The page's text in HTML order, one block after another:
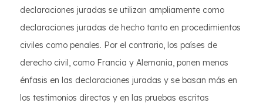
declaraciones juradas se utilizan ampliamente como
declaraciones juradas de hecho tanto en procedimientos
civiles como penales. Por el contrario, los países de
derecho civil, como Francia y Alemania, ponen menos
énfasis en las declaraciones juradas y se basan más en
los testimonios directos y en las pruebas escritas